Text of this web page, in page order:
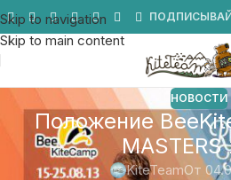
Skip to navigation
Skip to main content
НОВОСТИ
Положение
MASTERS
KiteTeamОт